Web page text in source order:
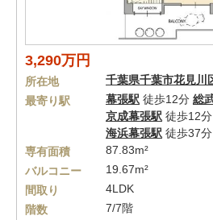
3,290万円
所在地 千葉県千葉市花見川
最寄り駅
幕張駅 徒歩12分 総
京成幕張駅 徒歩12分
海浜幕張駅 徒歩37分
専有面積
87.83m²
バルコニー
19.67m²
間取り
4LDK
階数
7/7階